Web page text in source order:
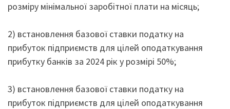
розміру мінімальної заробітної плати на місяць;
2) встановлення базової ставки податку на
прибуток підприємств для цілей оподаткування
прибутку банків за 2024 рік у розмірі 50%;
3) встановлення базової ставки податку на
прибуток підприємств для цілей оподаткування